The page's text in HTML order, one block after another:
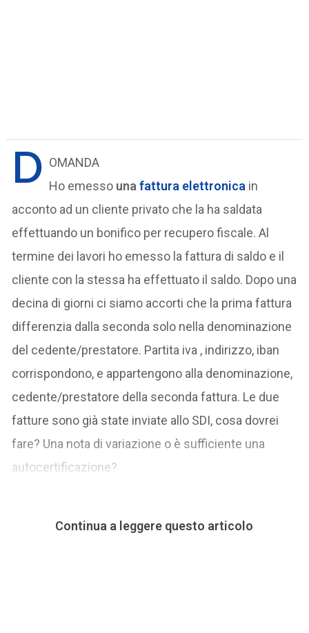
D OMANDA
Ho emesso unafattura elettronica in
acconto ad un cliente privato che la ha saldata
effettuando un bonifico per recupero fiscale. Al
termine dei lavori ho emesso la fattura di saldo e il
cliente con la stessa ha effettuato il saldo. Dopo una
decina di giorni ci siamo accorti che la prima fattura
differenzia dalla seconda solo nella denominazione
del cedente/prestatore. Partita iva , indirizzo, iban
corrispondono, e appartengono alla denominazione,
cedente/prestatore della seconda fattura. Le due
fatture sono già state inviate allo SDI, cosa dovrei
fare? Una nota di variazione o è sufficiente una
autocertificazione?
Continua a leggere questo articolo